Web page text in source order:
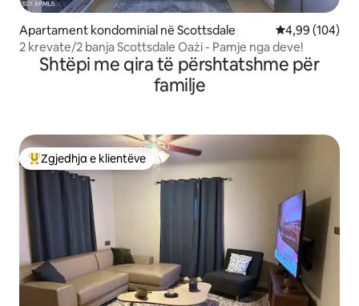
Apartament kondominial në Scottsdale Vlerësimi
4,99 (104)
2 krevate/2 banja Scottsdale Oażi - Pamje nga deve!
Shtëpi me qira të përshtatshme për
familje
Më të mirat e zgjedhjeve të klientëve
Zgjedhja e klientëve